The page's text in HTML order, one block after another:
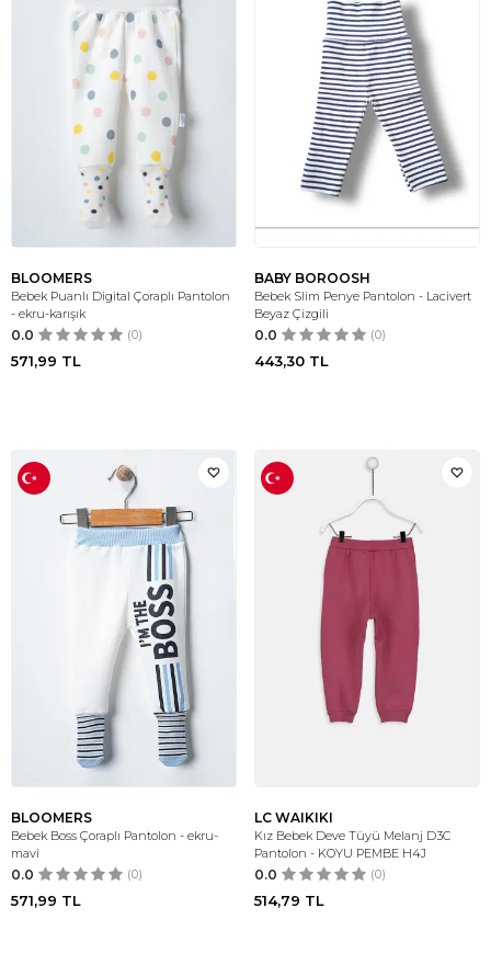
BLOOMERS
Bebek Puanlı Digital Çoraplı Pantolon
- ekru-karışık
0.0 (0)
571,99 TL
BABY BOROOSH
Bebek Slim Penye Pantolon - Lacivert
Beyaz Çizgili
0.0 (0)
443,30 TL
BLOOMERS
Bebek Boss Çoraplı Pantolon - ekru-
mavi
0.0 (0)
571,99 TL
LC WAIKIKI
Kız Bebek Deve Tüyü Melanj D3C
Pantolon - KOYU PEMBE H4J
0.0 (0)
514,79 TL